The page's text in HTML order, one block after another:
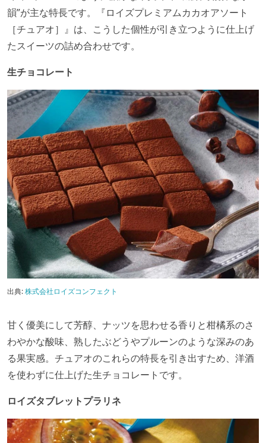
韻”が主な特長です。『ロイズプレミアムカカオアソート
［チュアオ］』は、こうした個性が引き立つように仕上げ
たスイーツの詰め合わせです。
生チョコレート
出典:株式会社ロイズコンフェクト
甘く優美にして芳醇、ナッツを思わせる香りと柑橘系のさ
わやかな酸味、熟したぶどうやプルーンのような深みのあ
る果実感。チュアオのこれらの特長を引き出すため、洋酒
を使わずに仕上げた生チョコレートです。
ロイズタブレットプラリネ